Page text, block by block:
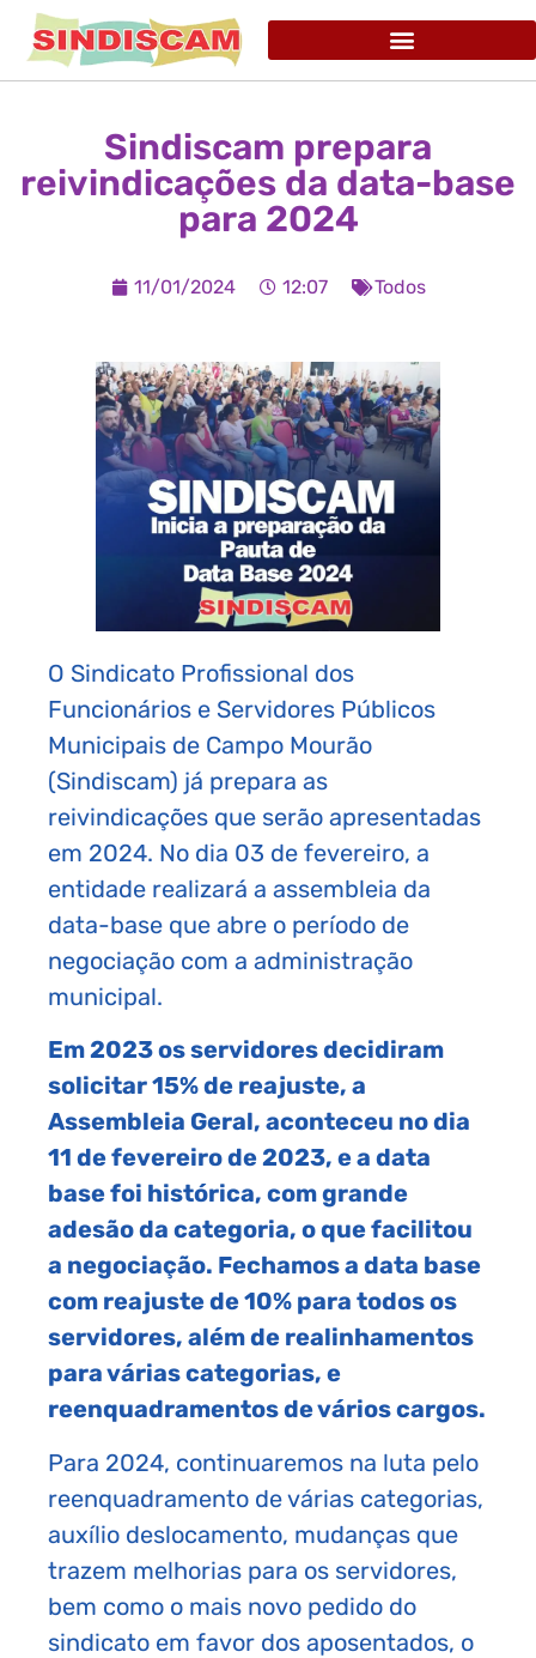
Sindiscam prepara
reivindicações da data-base
para 2024
11/01/2024 12:07 Todos
O Sindicato Profissional dos
Funcionários e Servidores Públicos
Municipais de Campo Mourão
(Sindiscam) já prepara as
reivindicações que serão apresentadas
em 2024. No dia 03 de fevereiro, a
entidade realizará a assembleia da
data-base que abre o período de
negociação com a administração
municipal.
Em 2023 os servidores decidiram
solicitar 15% de reajuste, a
Assembleia Geral, aconteceu no dia
11 de fevereiro de 2023, e a data
base foi histórica, com grande
adesão da categoria, o que facilitou
a negociação. Fechamos a data base
com reajuste de 10% para todos os
servidores, além de realinhamentos
para várias categorias, e
reenquadramentos de vários cargos.
Para 2024, continuaremos na luta pelo
reenquadramento de várias categorias,
auxílio deslocamento, mudanças que
trazem melhorias para os servidores,
bem como o mais novo pedido do
sindicato em favor dos aposentados, o